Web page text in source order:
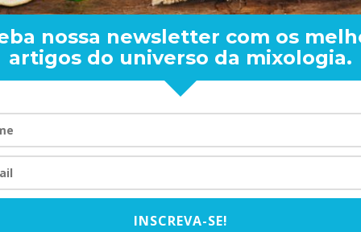
RAND BARTENDER: DE
VISTA PARA O MUNDO
nossa newsletter com os
artigos do universo da mixologia.
INSCREVA-SE!